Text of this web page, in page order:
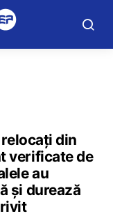
din
verificate de
au
și durează